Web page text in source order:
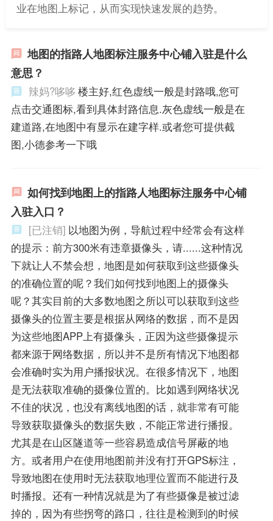
业在地图上标记，从而实现快速发展的趋势。
地图的指路人地图标注服务中心铺入驻是什么
意思？
辣妈?哆哆 楼主好,红色虚线一般是封路哦,您可
点击交通图标,看到具体封路信息.灰色虚线一般是在
建道路,在地图中有显示在建字样.或者您可提供截
图,小德参考一下哦
如何找到地图上的指路人地图标注服务中心铺
入驻入口？
[已注销] 以地图为例，导航过程中经常会有这样
的提示：前方300米有违章摄像头，请......这种情况
下就让人不禁会想，地图是如何获取到这些摄像头
的准确位置的呢？我们如何找到地图上的摄像头
呢？其实目前的大多数地图之所以可以获取到这些
摄像头的位置主要是根据从网络的数据，而不是因
为这些地图APP上有摄像头，正因为这些摄像提示
都来源于网络数据，所以并不是所有情况下地图都
会准确时实为用户播报状况。在很多情况下，地图
是无法获取准确的摄像位置的。比如遇到网络状况
不佳的状况，也没有离线地图的话，就非常有可能
导致获取摄像头的数据失败，不能正常进行播报。
尤其是在山区隧道等一些容易造成信号屏蔽的地
方。或者用户在使用地图前并没有打开GPS标注，
导致地图在使用时无法获取地理位置而不能进行及
时播报。还有一种情况就是为了有些摄像是被过滤
掉的，因为有些拐弯的路口，往往是检测到的时候